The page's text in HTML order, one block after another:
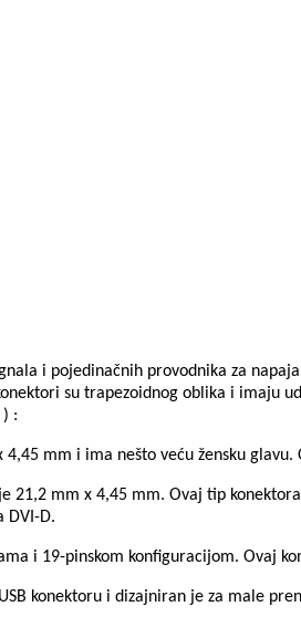
i pojedinačnih provodnika za
su trapezoidnog oblika i imaju
) :
mm i ima nešto veću žensku
mm x 4,45 mm. Ovaj tip
DVI-D.
i 19-pinskom konfiguracijom. Ovaj
konektoru i dizajniran je za male